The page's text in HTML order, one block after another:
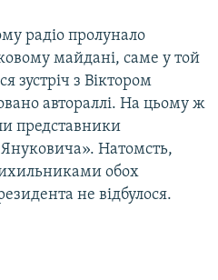
радіо пролунало
майдані, саме у той
зустріч з Віктором
автораллі. На цьому ж
представники
Натомсть,
обох
не відбулося.